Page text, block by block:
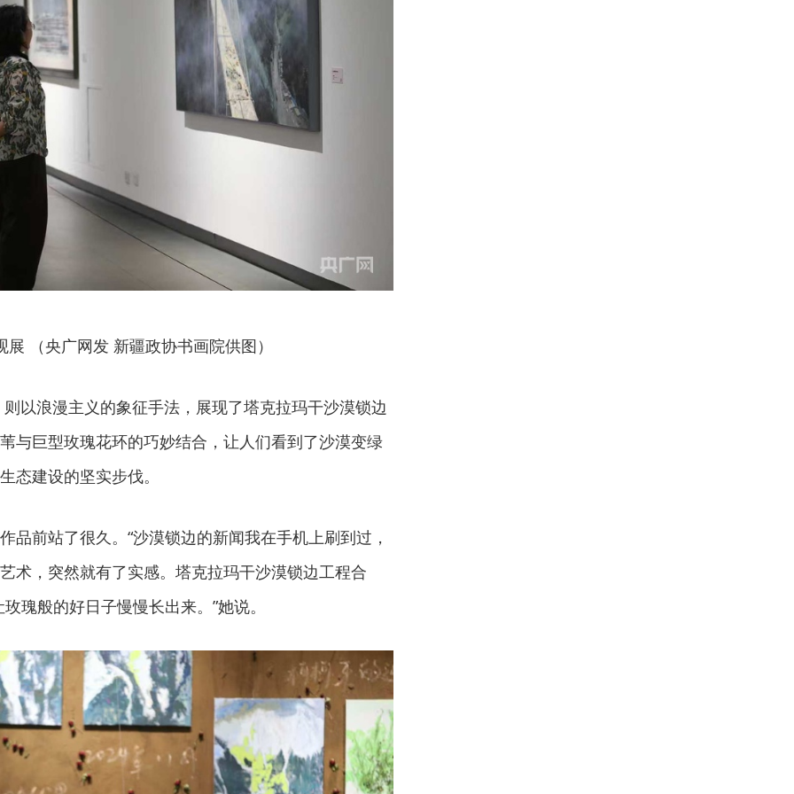
展 （央广网发 新疆政协书画院供图）
以浪漫主义的象征手法，展现了塔克拉玛干沙漠锁边
与巨型玫瑰花环的巧妙结合，让人们看到了沙漠变绿
态建设的坚实步伐。
品前站了很久。“沙漠锁边的新闻我在手机上刷到过，
术，突然就有了实感。塔克拉玛干沙漠锁边工程合
瑰般的好日子慢慢长出来。”她说。